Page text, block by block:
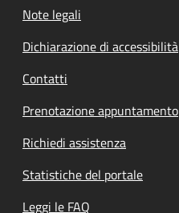
Note legali
Dichiarazione di accessibilità
Contatti
Prenotazione appuntamento
Richiedi assistenza
Statistiche del portale
Leggi le FAQ